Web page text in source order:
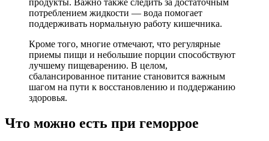
продукты. Важно также следить за достаточным
потреблением жидкости — вода помогает
поддерживать нормальную работу кишечника.
Кроме того, многие отмечают, что регулярные
приемы пищи и небольшие порции способствуют
лучшему пищеварению. В целом,
сбалансированное питание становится важным
шагом на пути к восстановлению и поддержанию
здоровья.
Что можно есть при геморрое